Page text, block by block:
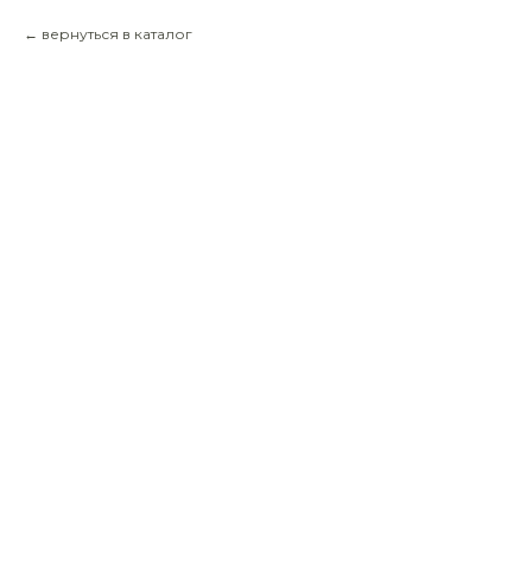
вернуться в каталог